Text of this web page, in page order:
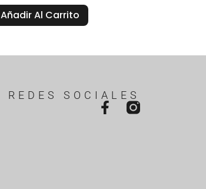
Añadir Al Carrito
REDES SOCIALES